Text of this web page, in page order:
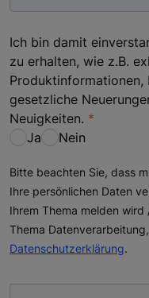
Ich bin damit
zu erhalten, wie z.B.
Produktinformationen,
gesetzliche
Neuigkeiten.
Ja
Nein
Bitte beachten Sie, dass
Ihre persönlichen Daten
Ihrem Thema melden
Thema
Datenschutzerklärung.